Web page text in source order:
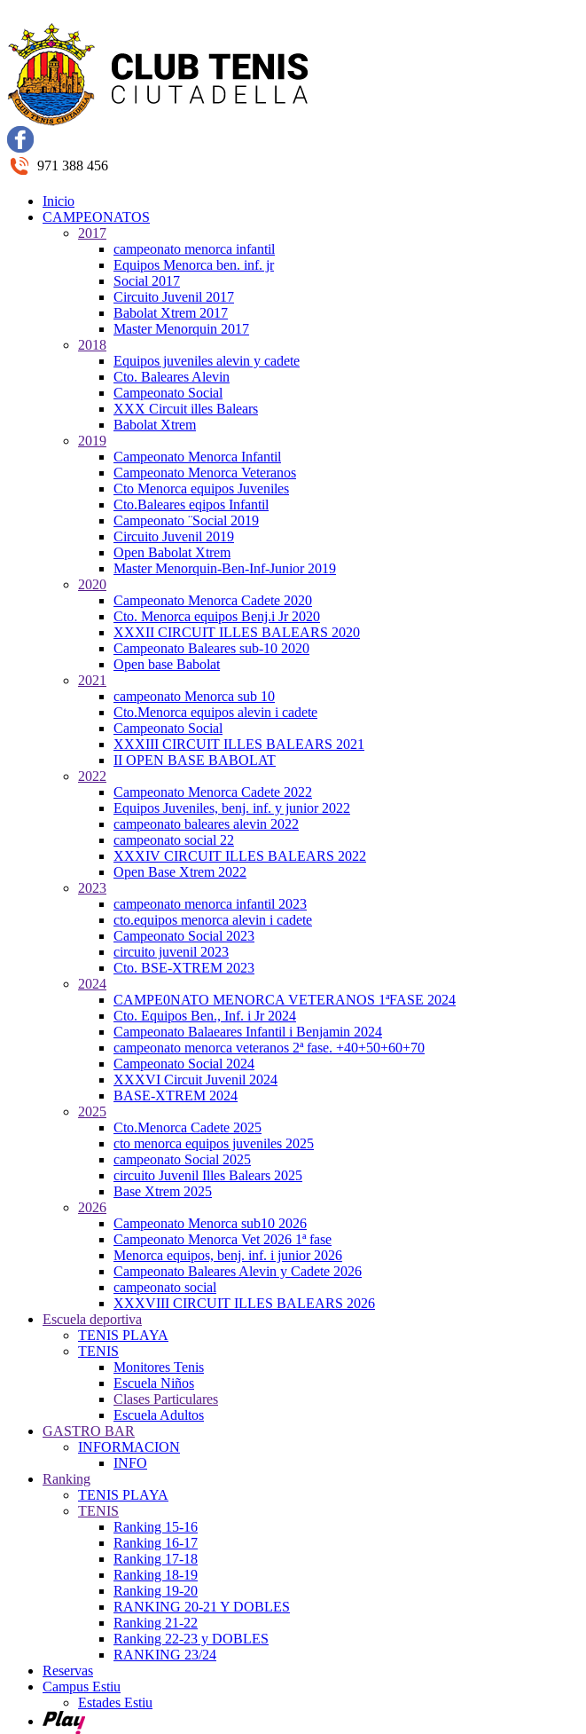
971 388 456
Inicio
CAMPEONATOS
2017
campeonato menorca infantil
Equipos Menorca ben. inf. jr
Social 2017
Circuito Juvenil 2017
Babolat Xtrem 2017
Master Menorquin 2017
2018
Equipos juveniles alevin y cadete
Cto. Baleares Alevin
Campeonato Social
XXX Circuit illes Balears
Babolat Xtrem
2019
Campeonato Menorca Infantil
Campeonato Menorca Veteranos
Cto Menorca equipos Juveniles
Cto.Baleares eqipos Infantil
Campeonato ¨Social 2019
Circuito Juvenil 2019
Open Babolat Xtrem
Master Menorquin-Ben-Inf-Junior 2019
2020
Campeonato Menorca Cadete 2020
Cto. Menorca equipos Benj.i Jr 2020
XXXII CIRCUIT ILLES BALEARS 2020
Campeonato Baleares sub-10 2020
Open base Babolat
2021
campeonato Menorca sub 10
Cto.Menorca equipos alevin i cadete
Campeonato Social
XXXIII CIRCUIT ILLES BALEARS 2021
II OPEN BASE BABOLAT
2022
Campeonato Menorca Cadete 2022
Equipos Juveniles, benj. inf. y junior 2022
campeonato baleares alevin 2022
campeonato social 22
XXXIV CIRCUIT ILLES BALEARS 2022
Open Base Xtrem 2022
2023
campeonato menorca infantil 2023
cto.equipos menorca alevin i cadete
Campeonato Social 2023
circuito juvenil 2023
Cto. BSE-XTREM 2023
2024
CAMPE0NATO MENORCA VETERANOS 1ªFASE 2024
Cto. Equipos Ben., Inf. i Jr 2024
Campeonato Balaeares Infantil i Benjamin 2024
campeonato menorca veteranos 2ª fase. +40+50+60+70
Campeonato Social 2024
XXXVI Circuit Juvenil 2024
BASE-XTREM 2024
2025
Cto.Menorca Cadete 2025
cto menorca equipos juveniles 2025
campeonato Social 2025
circuito Juvenil Illes Balears 2025
Base Xtrem 2025
2026
Campeonato Menorca sub10 2026
Campeonato Menorca Vet 2026 1ª fase
Menorca equipos, benj. inf. i junior 2026
Campeonato Baleares Alevin y Cadete 2026
campeonato social
XXXVIII CIRCUIT ILLES BALEARS 2026
Escuela deportiva
TENIS PLAYA
TENIS
Monitores Tenis
Escuela Niños
Clases Particulares
Escuela Adultos
GASTRO BAR
INFORMACION
INFO
Ranking
TENIS PLAYA
TENIS
Ranking 15-16
Ranking 16-17
Ranking 17-18
Ranking 18-19
Ranking 19-20
RANKING 20-21 Y DOBLES
Ranking 21-22
Ranking 22-23 y DOBLES
RANKING 23/24
Reservas
Campus Estiu
Estades Estiu